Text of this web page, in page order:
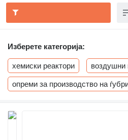
Изберете категорија:
хемиски реактори воздушни
опреми за производство на